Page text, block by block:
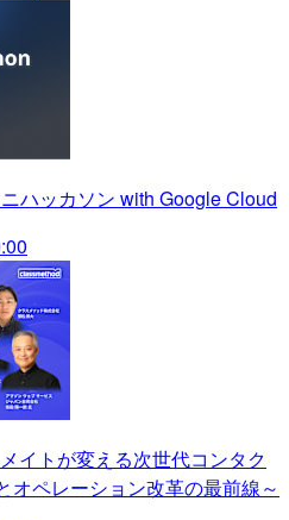
ハッカソン with Google Cloud
イトが変える次世代コンタク
オペレーション改革の最前線～